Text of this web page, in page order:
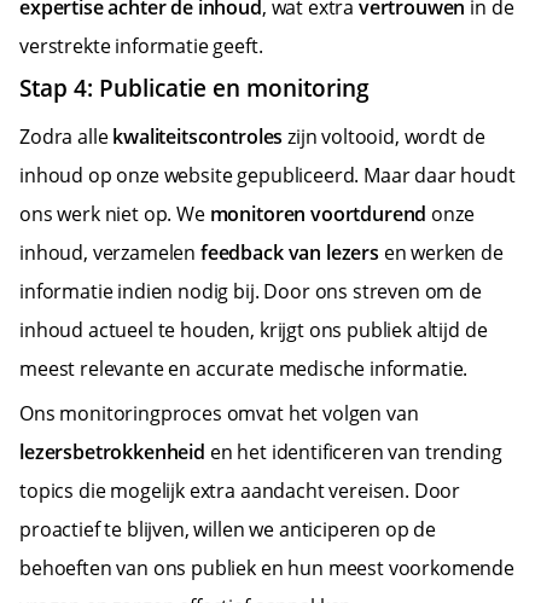
expertise achter de inhoud, wat extra vertrouwen in de
verstrekte informatie geeft.
Stap 4: Publicatie en monitoring
Zodra allekwaliteitscontroles zijn voltooid, wordt de
inhoud op onze website gepubliceerd. Maar daar houdt
ons werk niet op. We monitoren voortdurend onze
inhoud, verzamelen feedback van lezers en werken de
informatie indien nodig bij. Door ons streven om de
inhoud actueel te houden, krijgt ons publiek altijd de
meest relevante en accurate medische informatie.
Ons monitoringproces omvat het volgen van
lezersbetrokkenheid en het identificeren van trending
topics die mogelijk extra aandacht vereisen. Door
proactief te blijven, willen we anticiperen op de
behoeften van ons publiek en hun meest voorkomende